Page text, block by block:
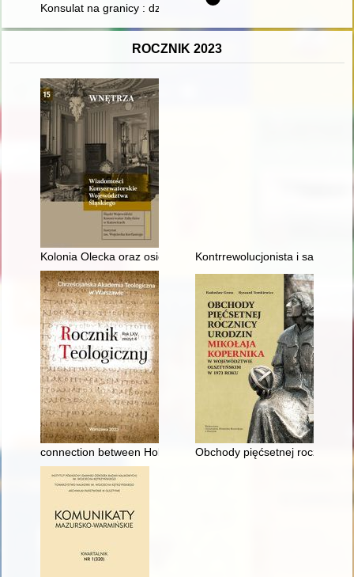
Konsulat na granicy : działalność Konsulatu Generalnego
ROCZNIK 2023
Kolonia Olecka oraz osiedle Anna w Pszowie jako przykład
Kontrrewolucjonista i
connection between Holy Mount Athos and the Ukrainian and
Obchody pięćsetnej rocznicy